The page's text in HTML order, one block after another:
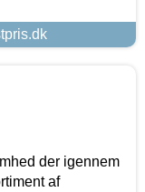
der igennem
af